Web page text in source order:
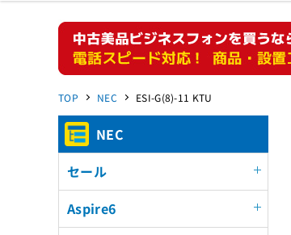
TOP NEC ESI-G(8)-11 KTU
NEC
セール
Aspire6